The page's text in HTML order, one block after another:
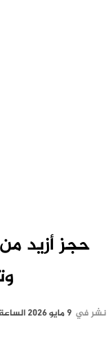
حجز أزيد
نشر في 9 مايو 2026 الساعة 8 و 20 دقيقة